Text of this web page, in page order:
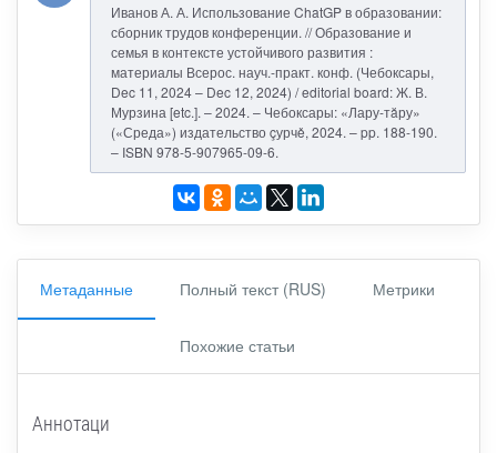
Иванов А. А. Использование ChatGP в образовании:
сборник трудов конференции. // Образование и
семья в контексте устойчивого развития :
материалы Всерос. науч.-практ. конф. (Чебоксары,
Dec 11, 2024 – Dec 12, 2024) / editorial board: Ж. В.
Мурзина [etc.]. – 2024. – Чебоксары: «Лару-тăру»
(«Среда») издательство çурчě, 2024. – pp. 188-190.
– ISBN 978-5-907965-09-6.
Метаданные Полный текст (RUS) Метрики
Похожие статьи
Аннотаци